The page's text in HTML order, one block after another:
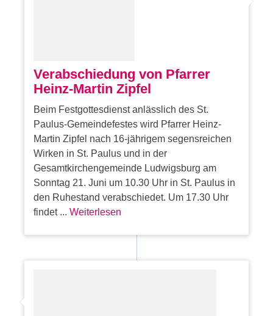
Verabschiedung von Pfarrer
Heinz-Martin Zipfel
Beim Festgottesdienst anlässlich des St.
Paulus-Gemeindefestes wird Pfarrer Heinz-
Martin Zipfel nach 16-jährigem segensreichen
Wirken in St. Paulus und in der
Gesamtkirchengemeinde Ludwigsburg am
Sonntag 21. Juni um 10.30 Uhr in St. Paulus in
den Ruhestand verabschiedet. Um 17.30 Uhr
findet ...Weiterlesen